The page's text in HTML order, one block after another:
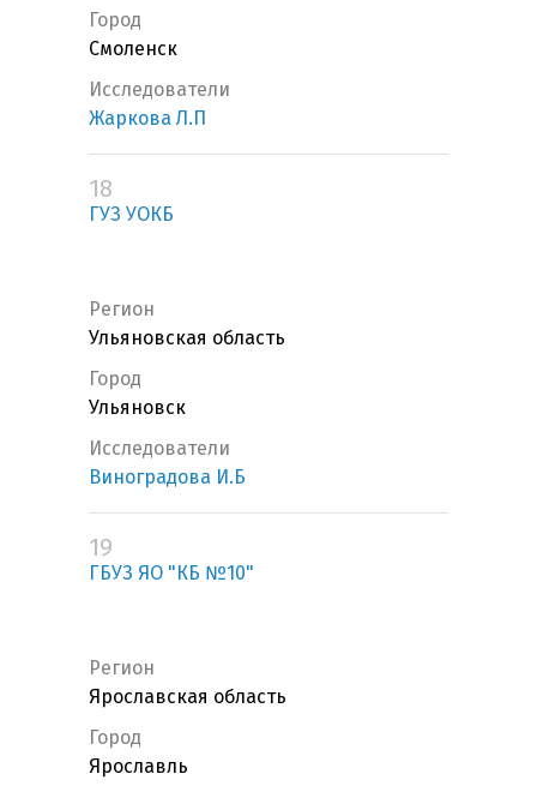
Город
Смоленск
Исследователи
Жаркова Л.П
18
ГУЗ УОКБ
Регион
Ульяновская область
Город
Ульяновск
Исследователи
Виноградова И.Б
19
ГБУЗ ЯО "КБ №10"
Регион
Ярославская область
Город
Ярославль